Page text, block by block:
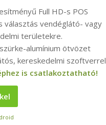
Full HD-s POS
választás vendéglátó- vagy
területekre.
alumínium ötvözet
kereskedelmi szoftverrel
is csatlakoztatható!